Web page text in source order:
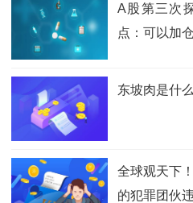
A股第三次
点：可以加
东坡肉是什
全球观天下
的犯罪团伙